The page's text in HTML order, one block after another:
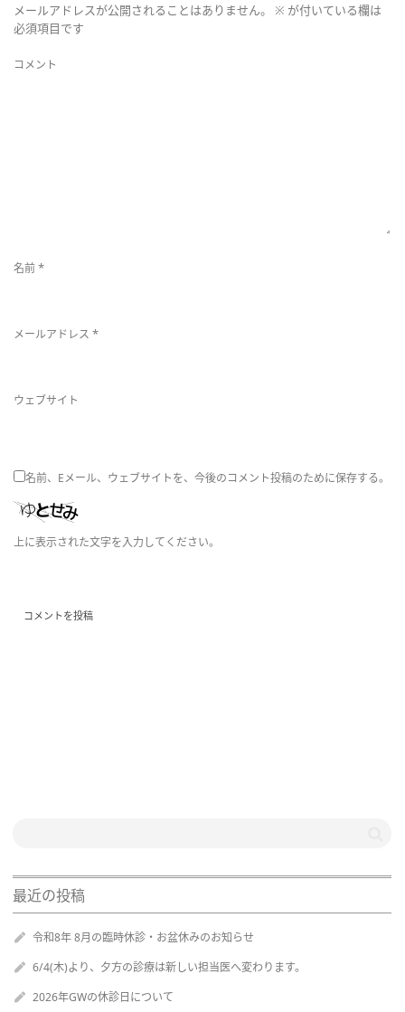
メールアドレスが公開されることはありません。 ※ が付いている欄は
必須項目です
コメント
名前*
メールアドレス *
ウェブサイト
名前、Eメール、ウェブサイトを、今後のコメント投稿のために保存する。
上に表示された文字を入力してください。
最近の投稿
令和8年 8月の臨時休診・お盆休みのお知らせ
6/4(木)より、夕方の診療は新しい担当医へ変わります。
2026年GWの休診日について